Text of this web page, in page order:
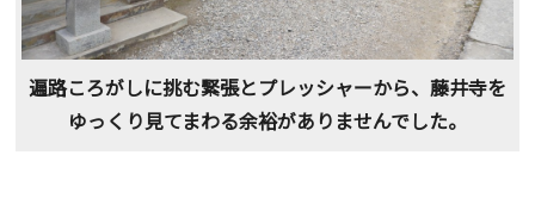
遍路ころがしに挑む緊張とプレッシャーから、藤井寺を
ゆっくり見てまわる余裕がありませんでした。